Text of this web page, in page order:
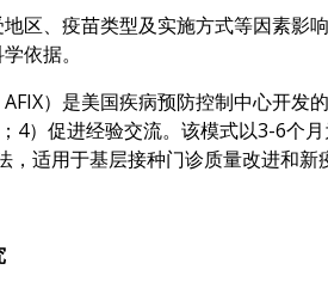
区、疫苗类型及实施方式等因素影
依据。
）是美国疾病预防控制中心开发
）促进经验交流。该模式以3-6个
适用于基层接种门诊质量改进和新